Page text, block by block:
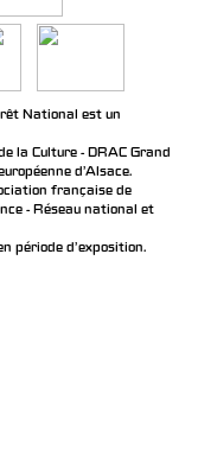
National est un
la Culture - DRAC Grand
d’Alsace.
française de
- Réseau national et
période d'exposition.